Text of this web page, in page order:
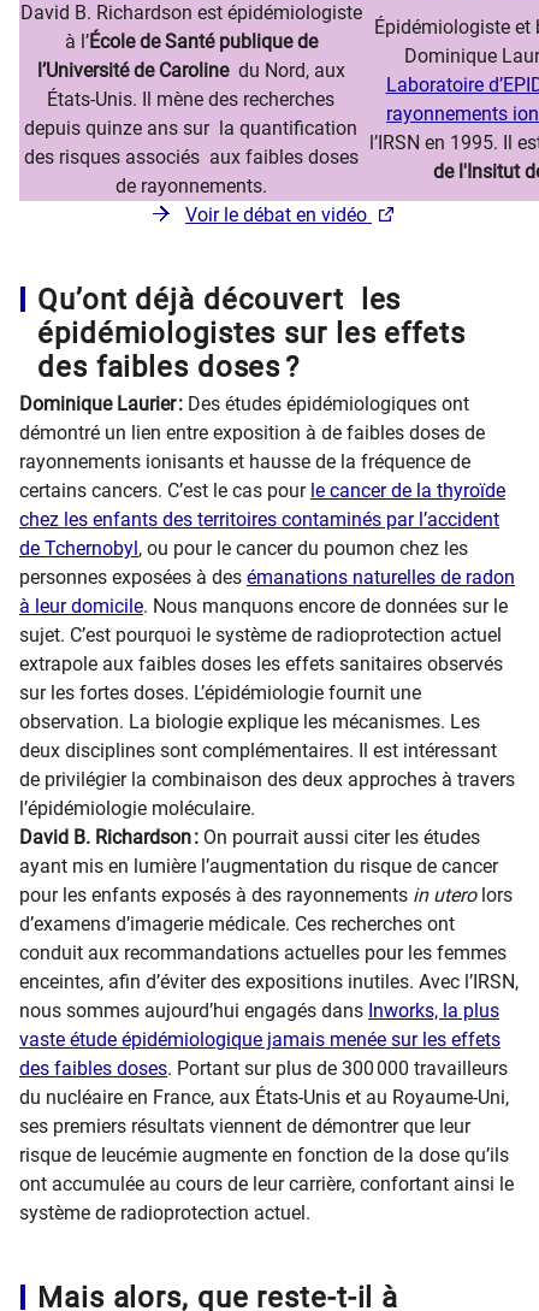
David B. Richardson est épidémiologiste
à l’École de Santé publique de
l’Université de Carolinedu Nord, aux
États-Unis. Il mène des recherches
depuis quinze ans sur la quantification
des risques associés aux faibles doses
de rayonnements.
Épidémiologiste
Dominique
Laboratoire
rayonnements
l’IRSN en 1995. Il
de l'Insitut
Voir le débat en vidéo
Qu’ont déjà découvert les
épidémiologistes sur les effets
des faibles doses ?
Dominique Laurier : Des études épidémiologiques ont
démontré un lien entre exposition à de faibles doses de
rayonnements ionisants et hausse de la fréquence de
certains cancers. C’est le cas pour le cancer de la thyroïde
chez les enfants des territoires contaminés par l’accident
de Tchernobyl, ou pour le cancer du poumon chez les
personnes exposées à des émanations naturelles de radon
à leur domicile. Nous manquons encore de données sur le
sujet. C’est pourquoi le système de radioprotection actuel
extrapole aux faibles doses les effets sanitaires observés
sur les fortes doses. L’épidémiologie fournit une
observation. La biologie explique les mécanismes. Les
deux disciplines sont complémentaires. Il est intéressant
de privilégier la combinaison des deux approches à travers
l’épidémiologie moléculaire.
David B. Richardson : On pourrait aussi citer les études
ayant mis en lumière l’augmentation du risque de cancer
pour les enfants exposés à des rayonnements in uterolors
d’examens d’imagerie médicale. Ces recherches ont
conduit aux recommandations actuelles pour les femmes
enceintes, afin d’éviter des expositions inutiles. Avec l’IRSN,
nous sommes aujourd’hui engagés dans Inworks, la plus
vaste étude épidémiologique jamais menée sur les effets
des faibles doses. Portant sur plus de 300 000 travailleurs
du nucléaire en France, aux États-Unis et au Royaume-Uni,
ses premiers résultats viennent de démontrer que leur
risque de leucémie augmente en fonction de la dose qu’ils
ont accumulée au cours de leur carrière, confortant ainsi le
système de radioprotection actuel.
Mais alors, que reste-t-il à